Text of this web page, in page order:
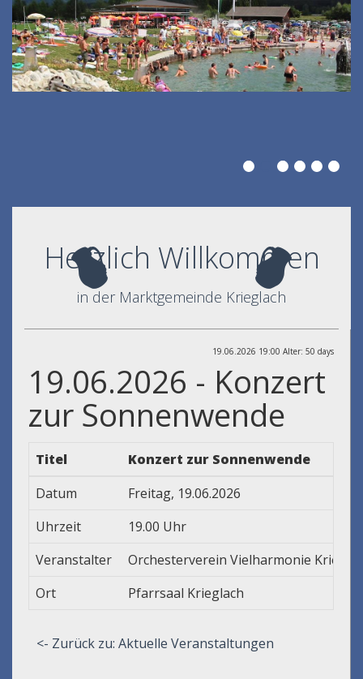
Herzlich Willkommen
in der Marktgemeinde Krieglach
19.06.2026 19:00 Alter: 50 days
19.06.2026 - Konzert
zur Sonnenwende
Titel
Konzert zur Sonnenwende
Datum
Freitag, 19.06.2026
Uhrzeit
19.00 Uhr
Veranstalter
Orchesterverein Vielharmonie
Ort
Pfarrsaal Krieglach
<- Zurück zu: Aktuelle Veranstaltungen